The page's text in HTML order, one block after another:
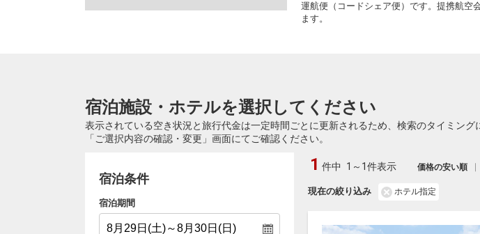
運航便（コードシェア便）です。提携航空
ます。
宿泊施設・ホテルを選択してください
表示されている空き状況と旅行代金は一定時間ごとに更新されるため、検索のタイミン
「ご選択内容の確認・変更」画面にてご確認ください。
宿泊条件
宿泊期間
現在の絞り込み ホテル指定
1 件中 1～1件表示 価格の安い順